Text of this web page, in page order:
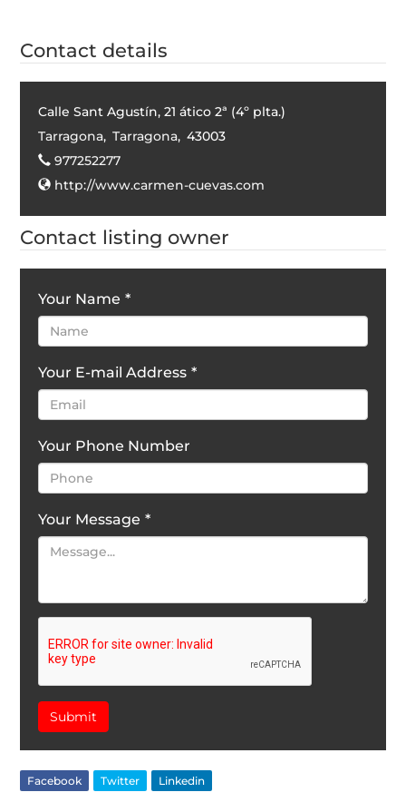
Contact details
Calle Sant Agustín, 21 ático 2ª (4º plta.)
Tarragona, Tarragona, 43003
977252277
http://www.carmen-cuevas.com
Contact listing owner
Your Name *
Your E-mail Address *
Your Phone Number
Your Message *
Submit
Facebook Twitter Linkedin